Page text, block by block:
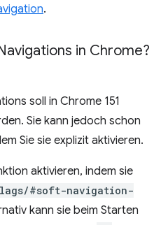
.
in Chrome?
soll in Chrome 151
Sie kann jedoch schon
Sie sie explizit aktivieren.
aktivieren, indem sie
#soft-navigation-
kann sie beim Starten